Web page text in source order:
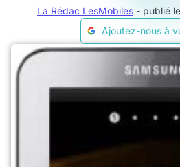
La Rédac LesMobiles - publié
Ajoutez-nous à